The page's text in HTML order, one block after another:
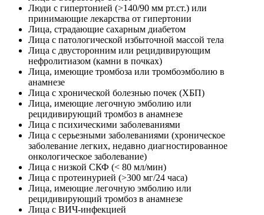
Люди с гипертонией (>140/90 мм рт.ст.) или
принимающие лекарства от гипертонии
Лица, страдающие сахарным диабетом
Лица с патологической избыточной массой тела
Лица с двусторонним или рецидивирующим
нефролитиазом (камни в почках)
Лица, имеющие тромбоза или тромбоэмболию в
анамнезе
Лица с хронической болезнью почек (ХБП)
Лица, имеющие легочную эмболию или
рецидивирующий тромбоз в анамнезе
Лица с психическими заболеваниями
Лица с серьезными заболеваниями (хроническое
заболевание легких, недавно диагностированное
онкологическое заболевание)
Лица с низкой СКФ (< 80 мл/мин)
Лица с протеинурией (>300 мг/24 часа)
Лица, имеющие легочную эмболию или
рецидивирующий тромбоз в анамнезе
Лица с ВИЧ-инфекцией